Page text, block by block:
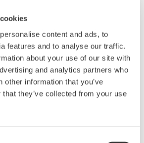
content and ads, to
features and to analyse our traffic.
about your use of our site with
and analytics partners who
other information that you’ve
they’ve collected from your use
Den här fantastiska runda
välkommet. En glasyr som blir
Den gifter sig bra
som desserter. Den vackra
lockar fram det bästa i både